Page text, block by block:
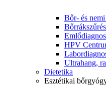
Bőr- és
HPV
Ultrahang,
Dietetika
Esztétikai